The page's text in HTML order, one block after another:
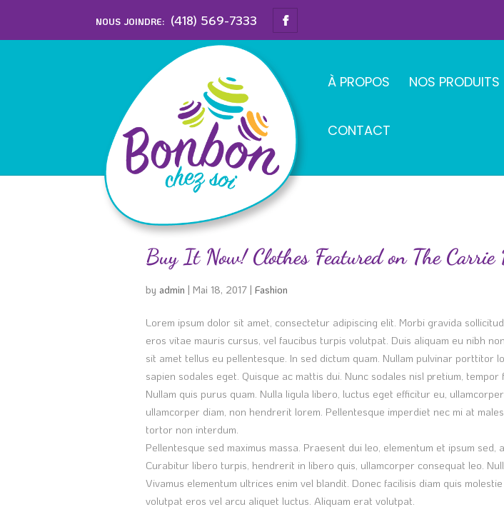
NOUS JOINDRE: (418) 569-7333
À PROPOS NOS PRODUITS
CONTACT
Buy It Now! Clothes Featured on The Carrie
by admin |Mai 18, 2017 |Fashion
Lorem ipsum dolor sit amet, consectetur adipiscing elit. Morbi gravida
eros vitae mauris cursus, vel faucibus turpis volutpat. Duis aliquam eu nibh
sit amet tellus eu pellentesque. In sed dictum quam. Nullam pulvinar porttitor
sapien sodales eget. Quisque ac mattis dui. Nunc sodales nisl pretium,
Nullam quis purus quam. Nulla ligula libero, luctus eget efficitur eu,
ullamcorper diam, non hendrerit lorem. Pellentesque imperdiet nec mi at
tortor non interdum.
Pellentesque sed maximus massa. Praesent dui leo, elementum et ipsum sed,
Curabitur libero turpis, hendrerit in libero quis, ullamcorper consequat leo.
Vivamus elementum ultrices enim vel blandit. Donec facilisis diam quis
volutpat eros vel arcu aliquet luctus. Aliquam erat volutpat.